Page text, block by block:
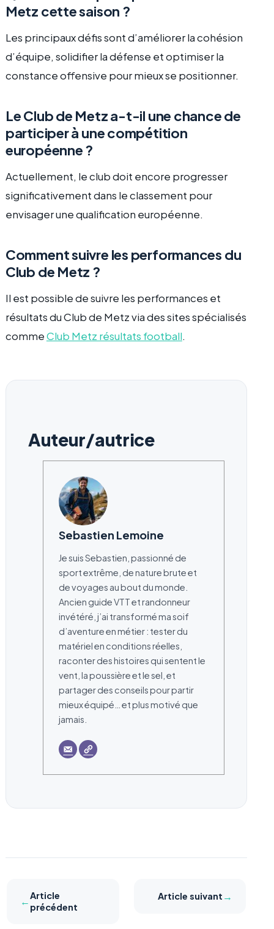
Metz cette saison ?
Les principaux défis sont d’améliorer la cohésion
d’équipe, solidifier la défense et optimiser la
constance offensive pour mieux se positionner.
Le Club de Metz a-t-il une chance de
participer à une compétition
européenne ?
Actuellement, le club doit encore progresser
significativement dans le classement pour
envisager une qualification européenne.
Comment suivre les performances du
Club de Metz ?
Il est possible de suivre les performances et
résultats du Club de Metz via des sites spécialisés
commeClub Metz résultats football.
Auteur/autrice
Sebastien Lemoine
Je suis Sebastien, passionné de
sport extrême, de nature brute et
de voyages au bout du monde.
Ancien guide VTT et randonneur
invétéré, j’ai transformé ma soif
d’aventure en métier : tester du
matériel en conditions réelles,
raconter des histoires qui sentent le
vent, la poussière et le sel, et
partager des conseils pour partir
mieux équipé… et plus motivé que
jamais.
←Article
précédent
Article suivant →